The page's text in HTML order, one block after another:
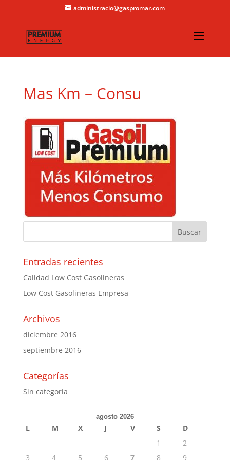
administracio@gaspromar.com
Mas Km – Consu
Entradas recientes
Calidad Low Cost Gasolineras
Low Cost Gasolineras Empresa
Archivos
diciembre 2016
septiembre 2016
Categorías
Sin categoría
agosto 2026
L M X J V S
D
1
2
3
4 5 6 7 8 9